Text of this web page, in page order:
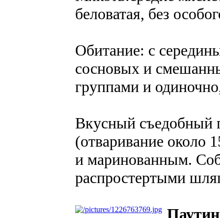
беловатая, без
Обитание: с
сосновых и
группами и
Вкусный съедобный
(отваривание около
и маринованным.
распростертыми